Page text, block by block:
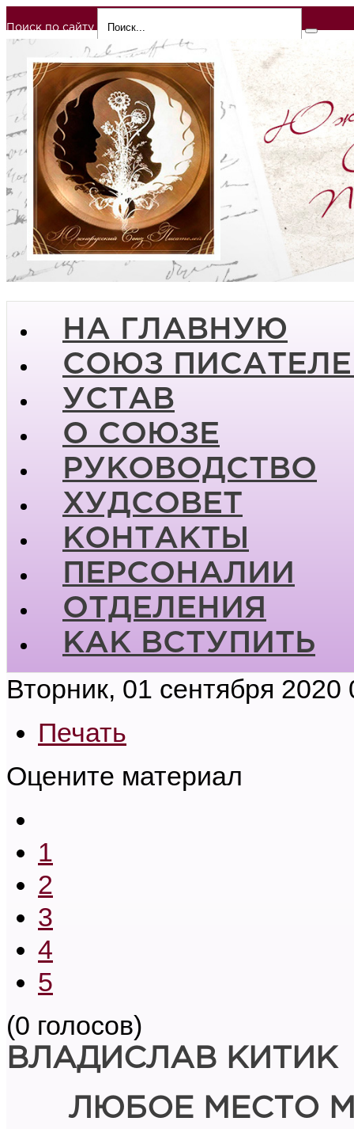
Поиск по сайту
НА ГЛАВНУЮ
СОЮЗ
УСТАВ
О СОЮЗЕ
РУКОВОДСТВО
ХУДСОВЕТ
КОНТАКТЫ
ПЕРСОНАЛИИ
ОТДЕЛЕНИЯ
КАК ВСТУПИТЬ
Вторник, 01 сентября 2020
Печать
Оцените материал
1
2
3
4
5
(0 голосов)
ВЛАДИСЛАВ КИТИК
ЛЮБОЕ МЕСТО